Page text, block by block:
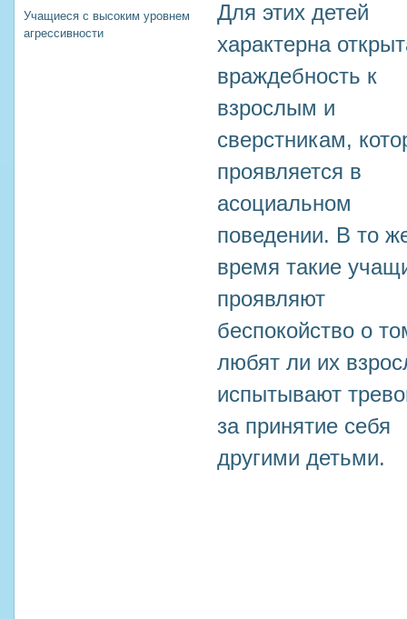
Учащиеся с высоким уровнем
агрессивности
Для этих детей
характерна
враждебность к
взрослым и
сверстникам,
проявляется в
асоциальном
поведении. В то
время такие
проявляют
беспокойство о
любят ли их
испытывают
за принятие себя
другими детьми.